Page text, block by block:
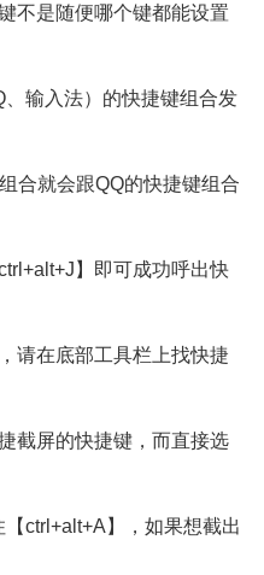
不是随便哪个键都能设置
输入法）的快捷键组合发
合就会跟QQ的快捷键组合
】即可成功呼出快
请在底部工具栏上找快捷
截屏的快捷键，而直接选
ctrl+alt+A】，如果想截出